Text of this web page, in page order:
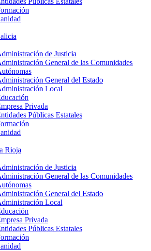
de Justicia
General de las Comunidades
General del Estado
Local
Privada
Públicas Estatales
Rioja
de Justicia
General de las Comunidades
General del Estado
Local
Privada
Públicas Estatales